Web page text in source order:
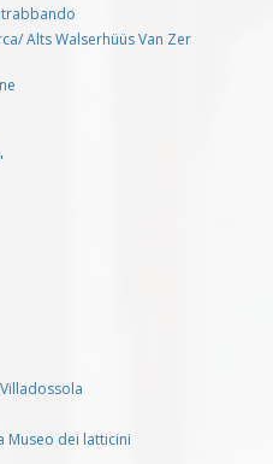
Alts Walserhüüs Van Zer
Museo dei latticini